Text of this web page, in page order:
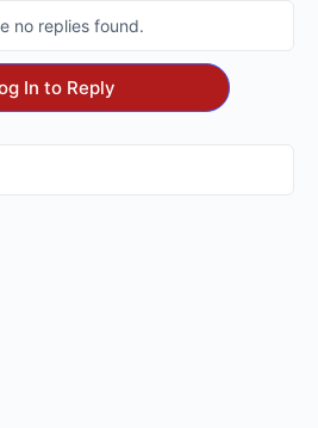
no replies found.
In to Reply